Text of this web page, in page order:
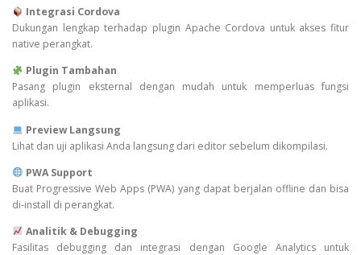
Integrasi Cordova
Dukungan lengkap terhadap plugin Apache Cordova untuk akses fitur
native perangkat.
Plugin Tambahan
Pasang plugin eksternal dengan mudah untuk memperluas fungsi
aplikasi.
Preview Langsung
Lihat dan uji aplikasi Anda langsung dari editor sebelum dikompilasi.
PWA Support
Buat Progressive Web Apps (PWA) yang dapat berjalan offline dan bisa
di-install di perangkat.
Analitik & Debugging
Fasilitas debugging dan integrasi dengan Google Analytics untuk